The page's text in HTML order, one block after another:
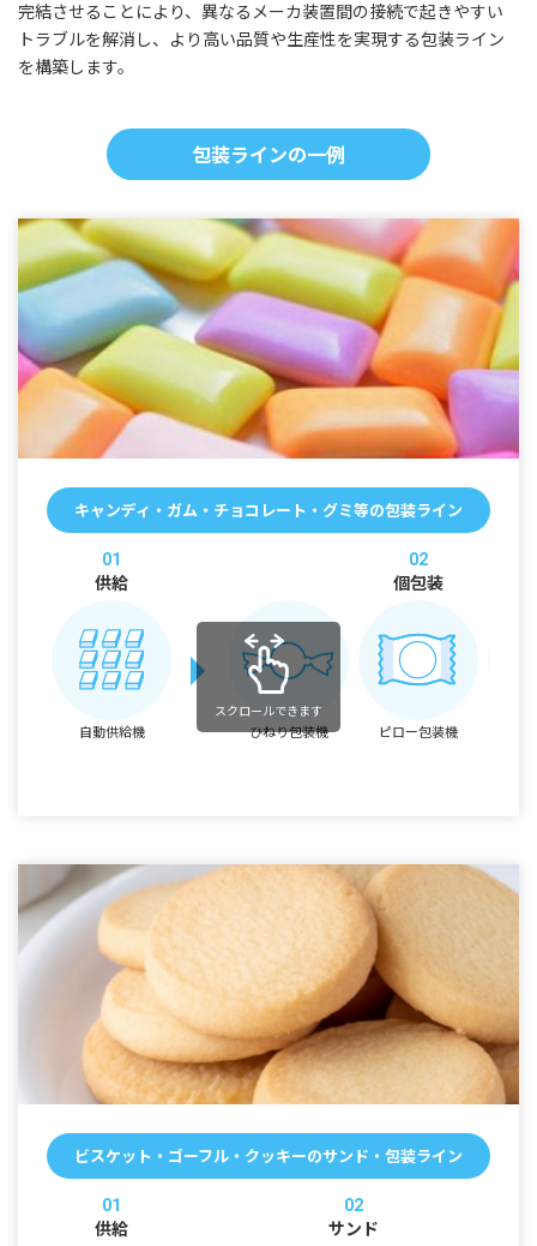
完結させることにより、異なるメーカ装置間の接続で起きやすい
トラブルを解消し、より高い品質や生産性を実現する包装ライン
を構築します。
包装ラインの一例
キャンディ・ガム・チョコレート・グミ等の包装ライン
01
供給
自動供給機
02
個包装
ひねり包装機 ピロー包装機
スクロールできます
ビスケット・ゴーフル・クッキーのサンド・包装ライン
01
供給
02
サンド